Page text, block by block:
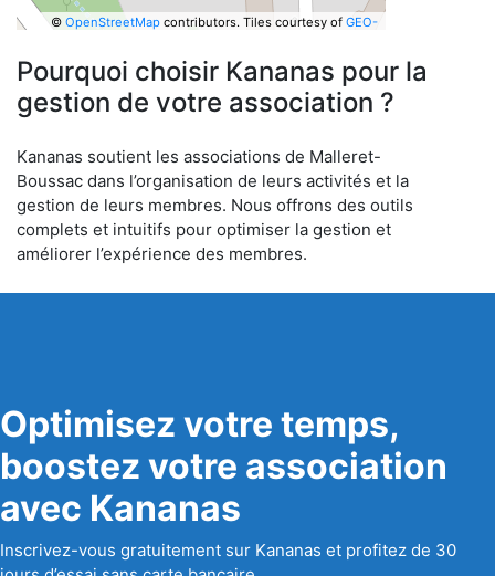
© OpenStreetMapcontributors. Tiles courtesy of GEO-
Pourquoi choisir Kananas pour la
gestion de votre association ?
Kananas soutient les associations de Malleret-
Boussac dans l’organisation de leurs activités et la
gestion de leurs membres. Nous offrons des outils
complets et intuitifs pour optimiser la gestion et
améliorer l’expérience des membres.
Optimisez votre temps,
boostez votre association
avec Kananas
Inscrivez-vous gratuitement sur Kananas et profitez de 30